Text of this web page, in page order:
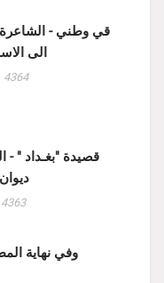
قي وطني - الشاعرة
الى
4364
قصيدة "بغـداد " -
4363
وفي نهاية